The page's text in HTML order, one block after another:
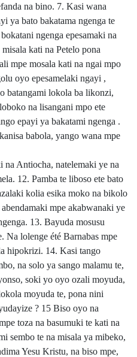
na bino. 7. Kasi wana
ya bato bakatama ngenga te
ngenga epesamaki na
kati na Petelo pona
mpe mosala kati na ngai mpo
oyo epesamelaki ngayi ,
batangami lokola ba likonzi,
na lisangani mpo ete
epayi ya bakatami ngenga .
babola, yango wana mpe
na Antiocha, natelemaki ye na
12. Pamba te liboso ete bato
kolia esika moko na bikolo
mpe akabwanaki ye
13. Bayuda mosusu
Na lolenge été Barnabas mpe
hipokrizi. 14. Kasi tango
na solo ya sango malamu te,
soki yo oyo ozali moyuda,
moyuda te, pona nini
? 15 Biso oyo na
toza na basumuki te kati na
sembo te na misala ya mibeko,
Yesu Kristu, na biso mpe,